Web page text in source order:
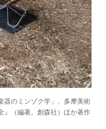
器のミンゾク学」、多摩美術
』（編著。創森社）ほか著作